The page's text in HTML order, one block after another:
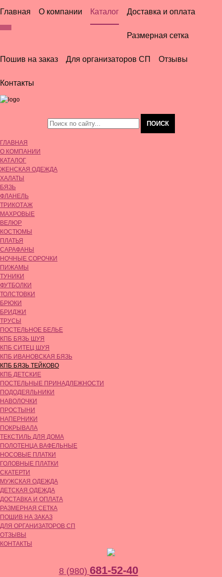
Главная О компании Каталог
Постельное белье
Текстиль для дома
Доставка и оплата
Размерная сетка
Пошив на заказ Для организаторов СП Отзывы
Контакты
ГЛАВНАЯ
О КОМПАНИИ
КАТАЛОГ
ЖЕНСКАЯ ОДЕЖДА
ХАЛАТЫ
БЯЗЬ
ФЛАНЕЛЬ
ТРИКОТАЖ
МАХРОВЫЕ
ВЕЛЮР
КОСТЮМЫ
ПЛАТЬЯ
САРАФАНЫ
НОЧНЫЕ СОРОЧКИ
ПИЖАМЫ
ТУНИКИ
ФУТБОЛКИ
ТОЛСТОВКИ
БРЮКИ
БРИДЖИ
ТРУСЫ
ПОСТЕЛЬНОЕ БЕЛЬЕ
КПБ БЯЗЬ ШУЯ
КПБ СИТЕЦ ШУЯ
КПБ ИВАНОВСКАЯ БЯЗЬ
КПБ БЯЗЬ ТЕЙКОВО
КПБ ДЕТСКИЕ
ПОСТЕЛЬНЫЕ ПРИНАДЛЕЖНОСТИ
ПОДОДЕЯЛЬНИКИ
НАВОЛОЧКИ
ПРОСТЫНИ
НАПЕРНИКИ
ПОКРЫВАЛА
ТЕКСТИЛЬ ДЛЯ ДОМА
ПОЛОТЕНЦА ВАФЕЛЬНЫЕ
НОСОВЫЕ ПЛАТКИ
ГОЛОВНЫЕ ПЛАТКИ
СКАТЕРТИ
МУЖСКАЯ ОДЕЖДА
ДЕТСКАЯ ОДЕЖДА
ДОСТАВКА И ОПЛАТА
РАЗМЕРНАЯ СЕТКА
ПОШИВ НА ЗАКАЗ
ДЛЯ ОРГАНИЗАТОРОВ СП
ОТЗЫВЫ
КОНТАКТЫ
8 (980) 681-52-40